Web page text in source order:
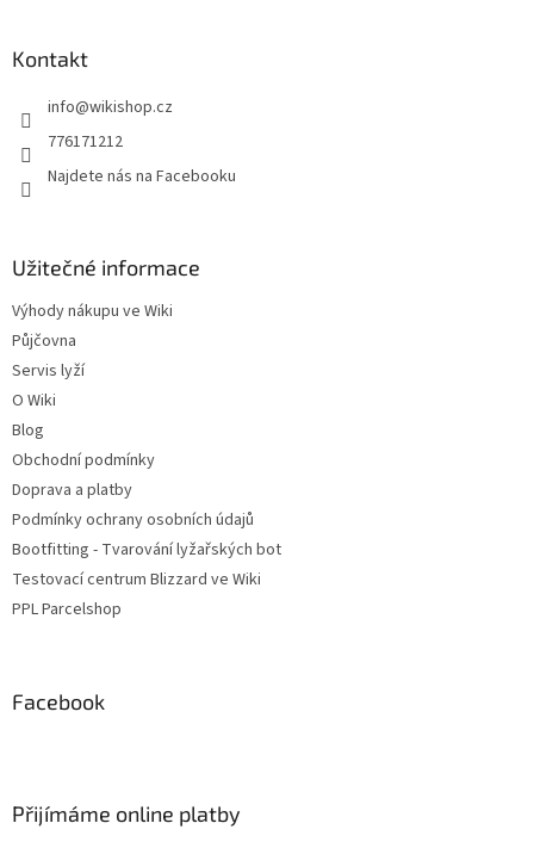
Kontakt
info@wikishop.cz
776171212
Najdete nás na Facebooku
Užitečné informace
Výhody nákupu ve Wiki
Půjčovna
Servis lyží
O Wiki
Blog
Obchodní podmínky
Doprava a platby
Podmínky ochrany osobních údajů
Bootfitting - Tvarování lyžařských bot
Testovací centrum Blizzard ve Wiki
PPL Parcelshop
Facebook
Přijímáme online platby